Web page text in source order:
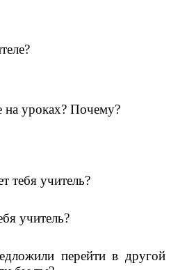
на уроках? Почему?
тебя учитель?
учитель?
перейти в другой